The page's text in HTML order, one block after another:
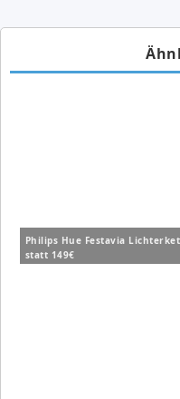
Philips Hue Festavia
statt 149€